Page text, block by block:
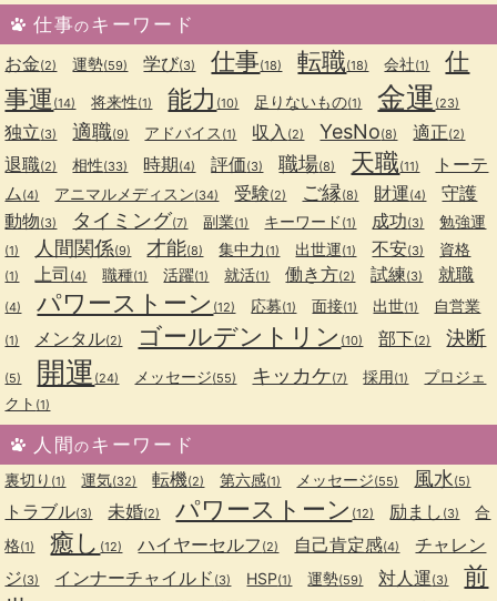
仕事のキーワード
お金(2) 運勢(59) 学び(3) 仕事(18) 転職(18) 会社(1)
仕
事運 (14) 将来性(1) 能力 (10) 足りないもの(1) 金運 (23)
独立(3) 適職(9) アドバイス (1) 収入 (2) YesNo(8) 適正(2)
退職(2) 相性(33) 時期(4) 評価(3) 職場(8) 天職(11)
トーテ
ム(4) アニマルメディスン(34) 受験(2) ご縁(8) 財運(4)
守護
動物(3) タイミング(7) 副業(1) キーワード (1) 成功(3) 勉強運
(1) 人間関係(9) 才能(8) 集中力 (1) 出世運(1) 不安(3) 資格
(1) 上司 (4) 職種(1) 活躍(1) 就活(1) 働き方(2) 試練(3) 就職
(4) パワーストーン (12) 応募(1) 面接(1) 出世(1) 自営業
(1) メンタル(2) ゴールデントリン (10) 部下(2) 決断
(5) 開運 (24) メッセージ(55) キッカケ(7) 採用(1)
プロジェ
クト (1)
人間のキーワード
裏切り (1) 運気(32) 転機(2) 第六感(1) メッセージ(55) 風水(5)
トラブル(3) 未婚(2) パワーストーン (12) 励まし (3)
合
格(1) 癒し (12) ハイヤーセルフ (2) 自己肯定感(4)
チャレン
ジ(3) インナーチャイルド (3) HSP(1) 運勢(59) 対人運(3)
前